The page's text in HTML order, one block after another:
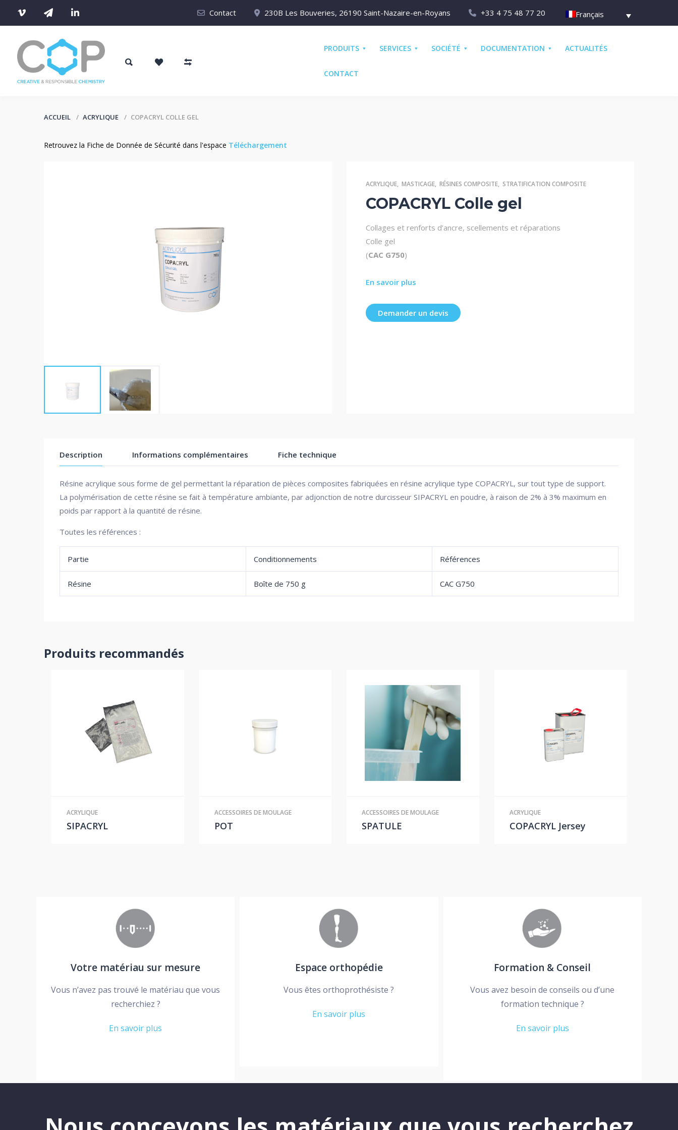
Contact 230B Les Bouveries, 26190 Saint-Nazaire-en-Royans +33 4 75 48 77 20 Français
PRODUITS SERVICES SOCIÉTÉ DOCUMENTATION ACTUALITÉS
CONTACT
ACCUEIL ACRYLIQUE COPACRYL COLLE GEL
Retrouvez la Fiche de Donnée de Sécurité dans l'espace Téléchargement
ACRYLIQUE,MASTICAGE,RÉSINES COMPOSITE,STRATIFICATION COMPOSITE
COPACRYL Colle gel
Collages et renforts d’ancre, scellements et réparations
Colle gel
(CAC G750)
En savoir plus
Demander un devis
Description Informations complémentaires Fiche technique
Résine acrylique sous forme de gel permettant la réparation de pièces composites fabriquées en résine acrylique type COPACRYL, sur tout type de support.
La polymérisation de cette résine se fait à température ambiante, par adjonction de notre durcisseur SIPACRYL en poudre, à raison de 2% à 3% maximum en
poids par rapport à la quantité de résine.
Toutes les références :
Partie Conditionnements Références
Résine Boîte de 750 g CAC G750
Produits recommandés
ACRYLIQUE
SIPACRYL
ACCESSOIRES DE MOULAGE
POT
ACCESSOIRES DE MOULAGE
SPATULE
ACRYLIQUE
COPACRYL Jersey
Votre matériau sur mesure
Vous n’avez pas trouvé le matériau que vous
recherchiez ?
En savoir plus
Espace orthopédie
Vous êtes orthoprothésiste ?
En savoir plus
Formation & Conseil
Vous avez besoin de conseils ou d’une
formation technique ?
En savoir plus